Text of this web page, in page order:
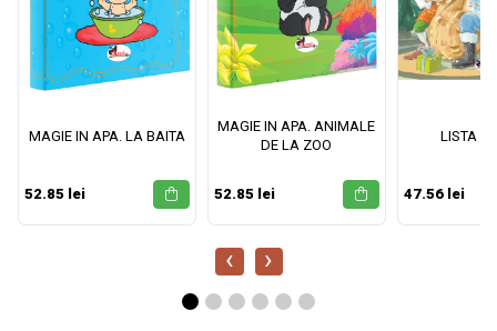
MAGIE IN APA. LA BAITA
52.85 lei
MAGIE IN APA. ANIMALE
DE LA ZOO
52.85 lei
LISTA
47.56 lei
‹ ›